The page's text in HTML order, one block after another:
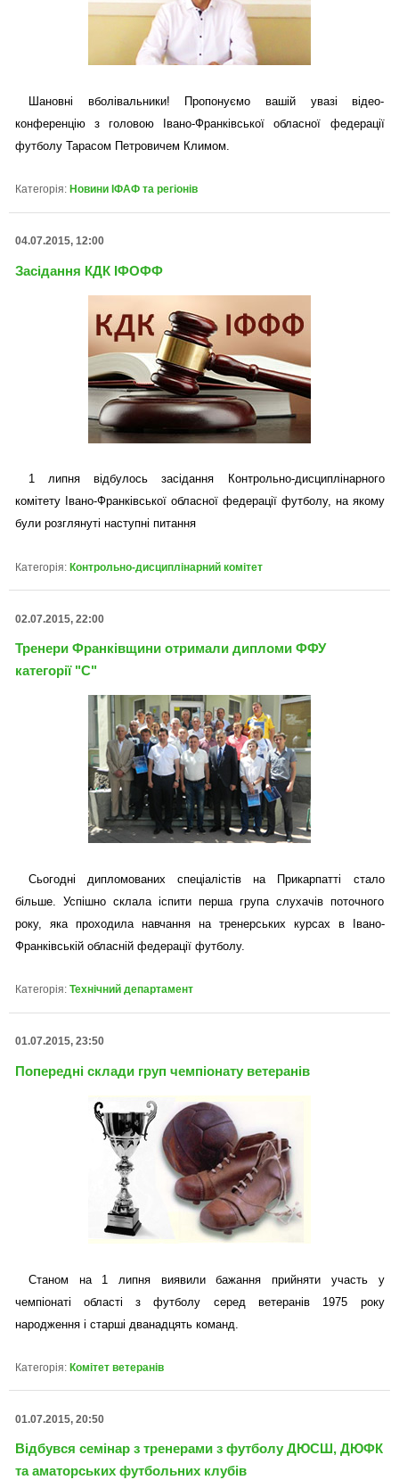
Шановні вболівальники! Пропонуємо вашій увазі відео-
конференцію з головою Івано-Франківської обласної федерації
футболу Тарасом Петровичем Климом.
Категорія: Новини ІФАФ та регіонів
04.07.2015, 12:00
Засідання КДК ІФОФФ
1 липня відбулось засідання Контрольно-дисциплінарного
комітету Івано-Франківської обласної федерації футболу, на якому
були розглянуті наступні питання
Категорія: Контрольно-дисциплінарний комітет
02.07.2015, 22:00
Тренери Франківщини отримали дипломи ФФУ
категорії "С"
Сьогодні дипломованих спеціалістів на Прикарпатті стало
більше. Успішно склала іспити перша група слухачів поточного
року, яка проходила навчання на тренерських курсах в Івано-
Франківській обласній федерації футболу.
Категорія: Технічний департамент
01.07.2015, 23:50
Попередні склади груп чемпіонату ветеранів
Станом на 1 липня виявили бажання прийняти участь у
чемпіонаті області з футболу серед ветеранів 1975 року
народження і старші дванадцять команд.
Категорія: Комітет ветеранів
01.07.2015, 20:50
Відбувся семінар з тренерами з футболу ДЮСШ, ДЮФК
та аматорських футбольних клубів